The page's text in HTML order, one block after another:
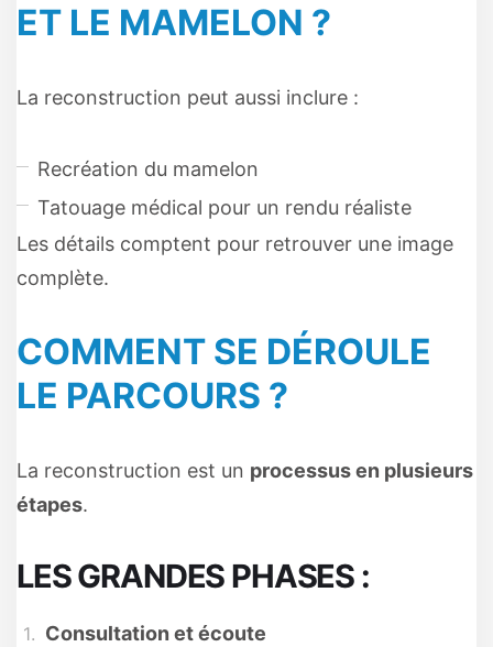
ET LE MAMELON ?
La reconstruction peut aussi inclure :
Recréation du mamelon
Tatouage médical pour un rendu réaliste
Les détails comptent pour retrouver une image
complète.
COMMENT SE DÉROULE
LE PARCOURS ?
La reconstruction est un processus en plusieurs
étapes.
LES GRANDES PHASES :
Consultation et écoute